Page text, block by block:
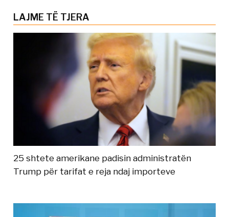
LAJME TË TJERA
25 shtete amerikane padisin administratën
Trump për tarifat e reja ndaj importeve